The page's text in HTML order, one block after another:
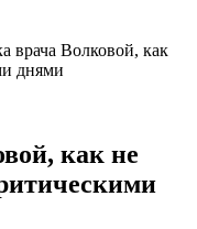
врача Волковой, как
днями
как не